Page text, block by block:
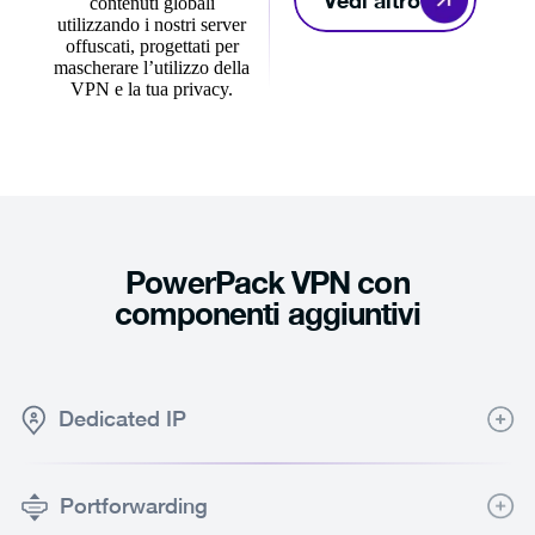
utilizzando i nostri server
offuscati, progettati per
mascherare l’utilizzo della
VPN e la tua privacy.
PowerPack VPN con
componenti aggiuntivi
Dedicated IP
assigned to you. Bypass IP restrictions, avoid
Portforwarding